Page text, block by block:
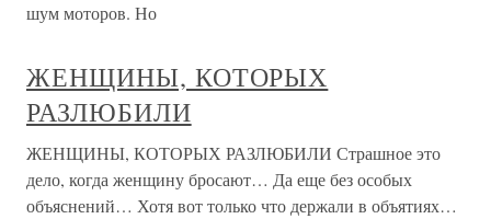
шум моторов. Но
ЖЕНЩИНЫ, КОТОРЫХ
РАЗЛЮБИЛИ
ЖЕНЩИНЫ, КОТОРЫХ РАЗЛЮБИЛИ Страшное это
дело, когда женщину бросают… Да еще без особых
объяснений… Хотя вот только что держали в объятиях…